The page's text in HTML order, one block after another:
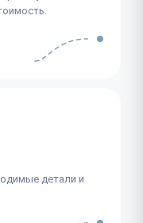
детали и